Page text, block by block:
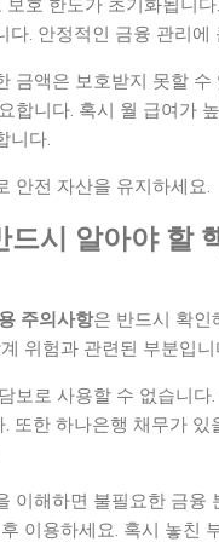
보호 한도가 초기화됩니
다. 안정적인 금융 관리에
금액은 보호받지 못할 수
합니다. 혹시 월 급여가
니다.
안전 자산을 유지하세요.
드시 알아야 할
주의사항은 반드시 확인
위험과 관련된 부분입니
보로 사용할 수 없습니다
. 또한 하나은행 채무가 있
이해하면 불필요한 금융
이용하세요. 혹시 놓친